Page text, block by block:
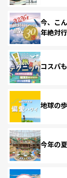
今、こ
年絶対
コスパ
地球の
今年の